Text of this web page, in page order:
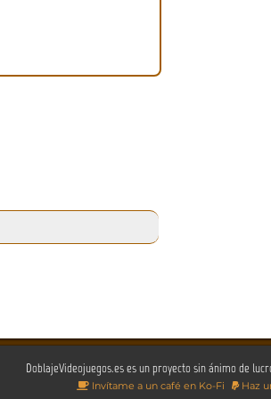
DoblajeVideojuegos.es es un proyecto sin ánimo de
Invítame a un café en Ko-Fi Haz